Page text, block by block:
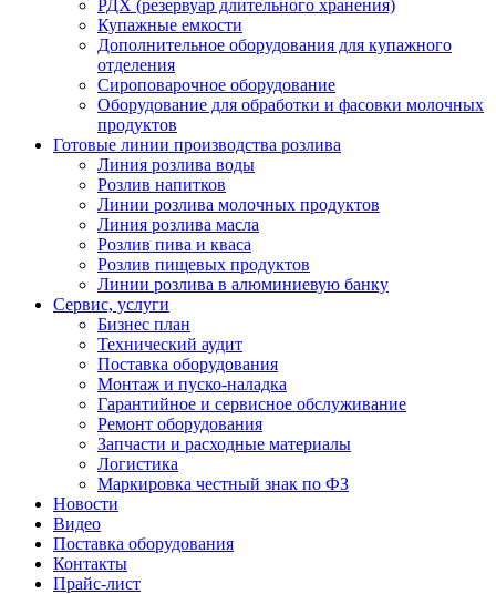
РДХ (резервуар длительного хранения)
Купажные емкости
Дополнительное оборудования для купажного
отделения
Сироповарочное оборудование
Оборудование для обработки и фасовки молочных
продуктов
Готовые линии производства розлива
Линия розлива воды
Розлив напитков
Линии розлива молочных продуктов
Линия розлива масла
Розлив пива и кваса
Розлив пищевых продуктов
Линии розлива в алюминиевую банку
Сервис, услуги
Бизнес план
Технический аудит
Поставка оборудования
Монтаж и пуско-наладка
Гарантийное и сервисное обслуживание
Ремонт оборудования
Запчасти и расходные материалы
Логистика
Маркировка честный знак по ФЗ
Новости
Видео
Поставка оборудования
Контакты
Прайс-лист